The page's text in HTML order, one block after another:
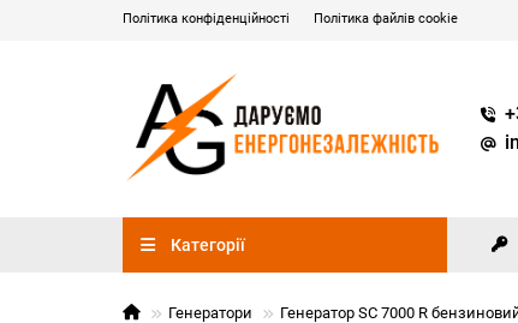
Політика конфіденційності Політика файлів cookie
Категорії
Генератори Генератор SC 7000 R